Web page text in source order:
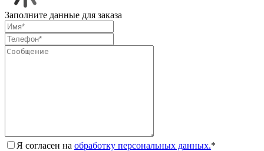
Заполните данные для заказа
Я согласен на обработку персональных данных.*